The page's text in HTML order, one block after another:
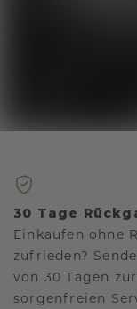
30 Tage
Einkaufen ohne
zufrieden?
von 30 Tagen
sorgenfreien